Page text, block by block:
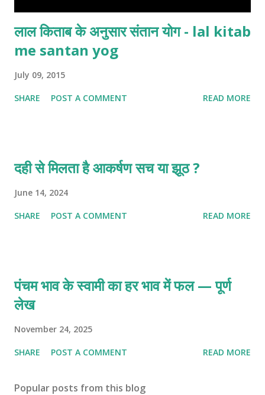
लाल किताब के अनुसार संतान योग - lal kitab
me santan yog
July 09, 2015
SHARE POST A COMMENT READ MORE
दही से मिलता है आकर्षण सच या झूठ ?
June 14, 2024
SHARE POST A COMMENT READ MORE
पंचम भाव के स्वामी का हर भाव में फल — पूर्ण
लेख
November 24, 2025
SHARE POST A COMMENT READ MORE
Popular posts from this blog